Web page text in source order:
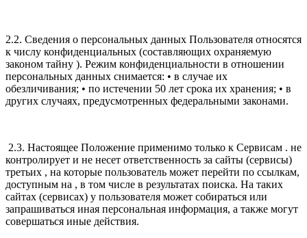
2.2. Сведения о персональных данных Пользователя относятся
к числу конфиденциальных (составляющих охраняемую
законом тайну ). Режим конфиденциальности в отношении
персональных данных снимается: • в случае их
обезличивания; • по истечении 50 лет срока их хранения; • в
других случаях, предусмотренных федеральными законами.
2.3. Настоящее Положение применимо только к Сервисам . не
контролирует и не несет ответственность за сайты (сервисы)
третьих , на которые пользователь может перейти по ссылкам,
доступным на , в том числе в результатах поиска. На таких
сайтах (сервисах) у пользователя может собираться или
запрашиваться иная персональная информация, а также могут
совершаться иные действия.